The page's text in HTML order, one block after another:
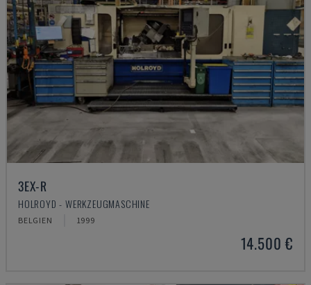
3EX-R
HOLROYD - WERKZEUGMASCHINE
BELGIEN 1999
14.500 €